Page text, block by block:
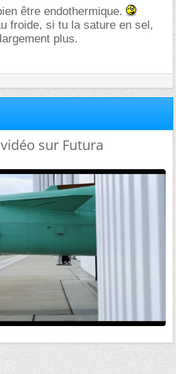
être endothermique.
froide, si tu la sature en sel,
plus.
sur Futura